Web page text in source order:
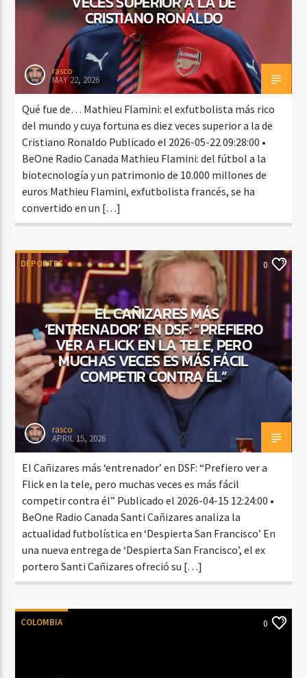
CRISTIANO RONALDO
rasco
MAY 22, 2026
Qué fue de… Mathieu Flamini: el exfutbolista más rico
del mundo y cuya fortuna es diez veces superior a la de
Cristiano Ronaldo Publicado el 2026-05-22 09:28:00 •
BeOne Radio Canada Mathieu Flamini: del fútbol a la
biotecnología y un patrimonio de 10.000 millones de
euros Mathieu Flamini, exfutbolista francés, se ha
convertido en un […]
DEPORTES 0
EL CAÑIZARES MÁS
‘ENTRENADOR’ EN DSF: “PREFIERO
VER A FLICK EN LA TELE, PERO
MUCHAS VECES ES MÁS FÁCIL
COMPETIR CONTRA ÉL”
rasco
APRIL 15, 2026
El Cañizares más ‘entrenador’ en DSF: “Prefiero ver a
Flick en la tele, pero muchas veces es más fácil
competir contra él” Publicado el 2026-04-15 12:24:00 •
BeOne Radio Canada Santi Cañizares analiza la
actualidad futbolística en ‘Despierta San Francisco’ En
una nueva entrega de ‘Despierta San Francisco’, el ex
portero Santi Cañizares ofreció su […]
COLOMBIA 0